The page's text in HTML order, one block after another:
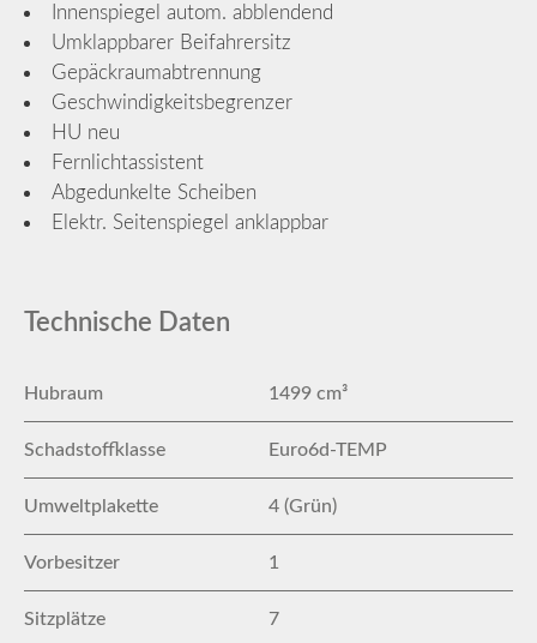
Innenspiegel autom. abblendend
Umklappbarer Beifahrersitz
Gepäckraumabtrennung
Geschwindigkeitsbegrenzer
HU neu
Fernlichtassistent
Abgedunkelte Scheiben
Elektr. Seitenspiegel anklappbar
Technische Daten
Hubraum 1499 cm³
Schadstoffklasse Euro6d-TEMP
Umweltplakette 4 (Grün)
Vorbesitzer 1
Sitzplätze 7